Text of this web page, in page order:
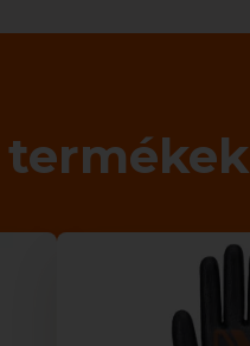
termékek